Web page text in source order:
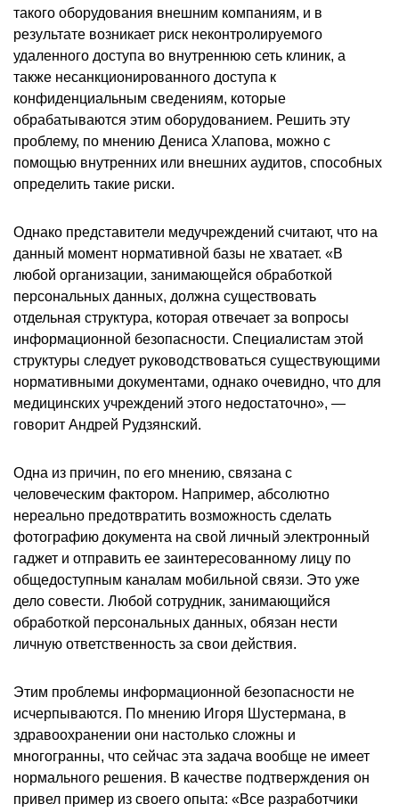
такого оборудования внешним компаниям, и в
результате возникает риск неконтролируемого
удаленного доступа во внутреннюю сеть клиник, а
также несанкционированного доступа к
конфиденциальным сведениям, которые
обрабатываются этим оборудованием. Решить эту
проблему, по мнению Дениса Хлапова, можно с
помощью внутренних или внешних аудитов, способных
определить такие риски.
Однако представители медучреждений считают, что на
данный момент нормативной базы не хватает. «В
любой организации, занимающейся обработкой
персональных данных, должна существовать
отдельная структура, которая отвечает за вопросы
информационной безопасности. Специалистам этой
структуры следует руководствоваться существующими
нормативными документами, однако очевидно, что для
медицинских учреждений этого недостаточно», —
говорит Андрей Рудзянский.
Одна из причин, по его мнению, связана с
человеческим фактором. Например, абсолютно
нереально предотвратить возможность сделать
фотографию документа на свой личный электронный
гаджет и отправить ее заинтересованному лицу по
общедоступным каналам мобильной связи. Это уже
дело совести. Любой сотрудник, занимающийся
обработкой персональных данных, обязан нести
личную ответственность за свои действия.
Этим проблемы информационной безопасности не
исчерпываются. По мнению Игоря Шустермана, в
здравоохранении они настолько сложны и
многогранны, что сейчас эта задача вообще не имеет
нормального решения. В качестве подтверждения он
привел пример из своего опыта: «Все разработчики